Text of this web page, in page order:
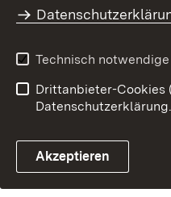
Technisch
Drittanbieter-Cookies
Akzeptieren